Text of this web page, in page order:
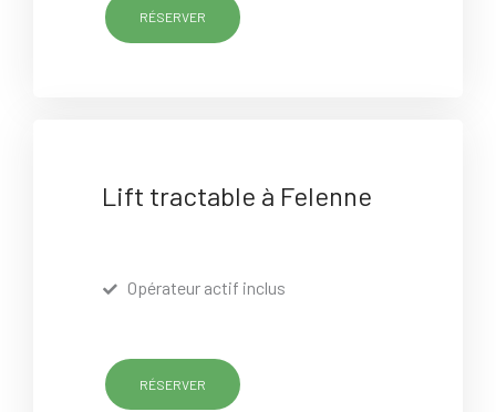
RÉSERVER
Lift tractable à Felenne
Opérateur actif inclus
RÉSERVER